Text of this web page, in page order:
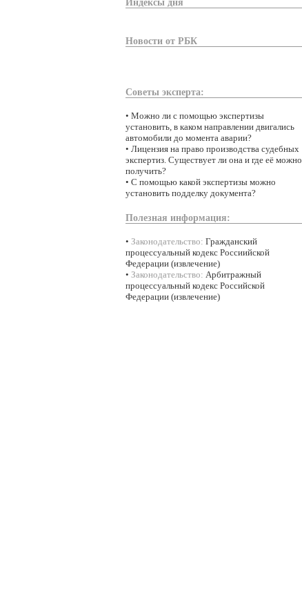
Индексы дня
Новости от РБК
Советы эксперта:
• Можно ли с помощью экспертизы
установить, в каком направлении двигались
автомобили до момента аварии?
• Лицензия на право производства судебных
экспертиз. Существует ли она и где её можно
получить?
• С помощью какой экспертизы можно
установить подделку документа?
Полезная информация:
• Законодательство: Гражданский
процессуальный кодекс Россиийской
Федерации (извлечение)
• Законодательство: Арбитражный
процессуальный кодекс Российской
Федерации (извлечение)